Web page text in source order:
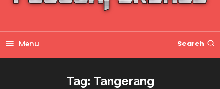
Menu Search
Tag: Tangerang